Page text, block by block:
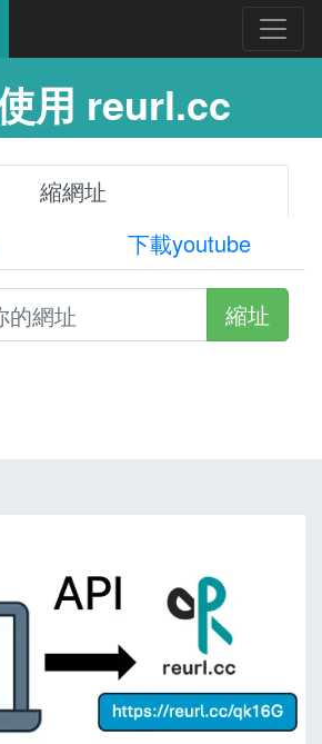
用 reurl.cc
縮網址
下載youtube
縮址